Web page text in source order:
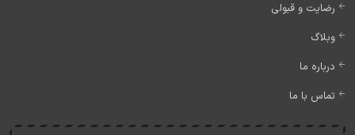
رضایت و قبولی
وبلاگ
درباره ما
تماس با ما